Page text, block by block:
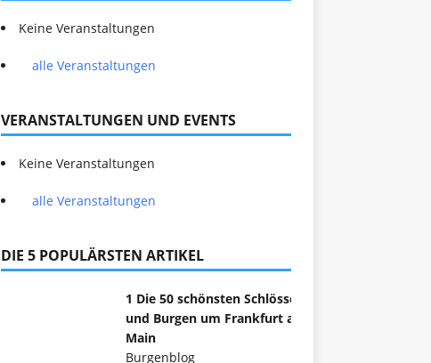
Keine Veranstaltungen
alle Veranstaltungen
VERANSTALTUNGEN UND EVENTS
Keine Veranstaltungen
alle Veranstaltungen
DIE 5 POPULÄRSTEN ARTIKEL
1 Die 50 schönsten Schlösser
und Burgen um Frankfurt am
Main
Burgenblog